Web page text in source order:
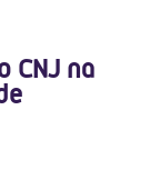
CNJ na